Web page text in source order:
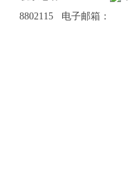
8802115 电子邮箱：